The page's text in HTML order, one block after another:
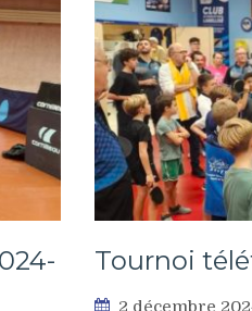
Tournoi
2 décembre